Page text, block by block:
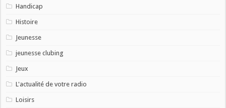
Handicap
Histoire
Jeunesse
jeunesse clubing
Jeux
L'actualité de votre radio
Loisirs